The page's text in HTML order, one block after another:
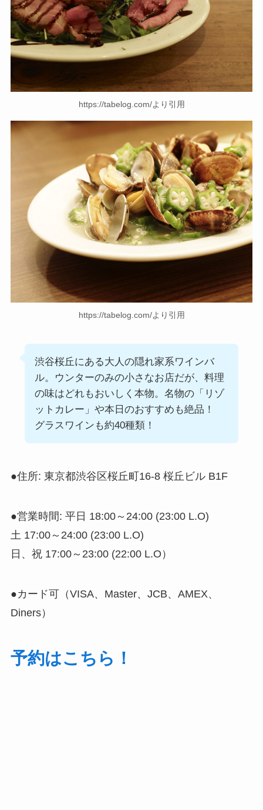
https://tabelog.com/より引用
https://tabelog.com/より引用
渋谷桜丘にある大人の隠れ家系ワインバ
ル。ウンターのみの小さなお店だが、料理
の味はどれもおいしく本物。名物の「リゾ
ットカレー」や本日のおすすめも絶品！
グラスワインも約40種類！
●住所: 東京都渋谷区桜丘町16-8 桜丘ビル B1F
●営業時間: 平日 18:00～24:00 (23:00 L.O)
土 17:00～24:00 (23:00 L.O)
日、祝 17:00～23:00 (22:00 L.O）
●カード可（VISA、Master、JCB、AMEX、
Diners）
予約はこちら！